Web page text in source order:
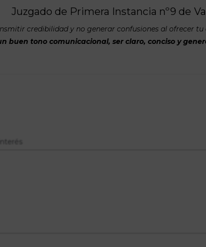
Juzgado de Primera Instancia nº9 de
credibilidad y no generar confusiones al ofrecer
buen tono comunicacional, ser claro, conciso y